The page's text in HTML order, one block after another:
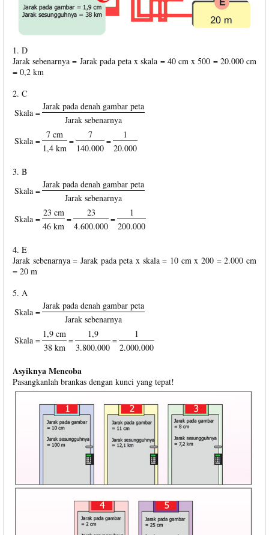
1. D
Jarak sebenarnya = Jarak pada peta x skala = 40 cm x 500 = 20.000 cm
= 0,2 km
2. C
Skala =
Jarak pada denah gambar peta
Jarak sebenarnya
Skala =
7 cm
=
7
=
1
1,4 km
140.000 20.000
3. B
Skala =
Jarak pada denah gambar peta
Jarak sebenarnya
Skala =
23 cm
=
23
=
1
46 km
4.600.000 200.000
4. E
Jarak sebenarnya = Jarak pada peta x skala = 10 cm x 200 = 2.000 cm
= 20 m
5. A
Skala =
Jarak pada denah gambar peta
Jarak sebenarnya
Skala =
1,9 cm
=
1,9
=
1
38 km
3.800.000 2.000.000
Asyiknya Mencoba
Pasangkanlah brankas dengan kunci yang tepat!